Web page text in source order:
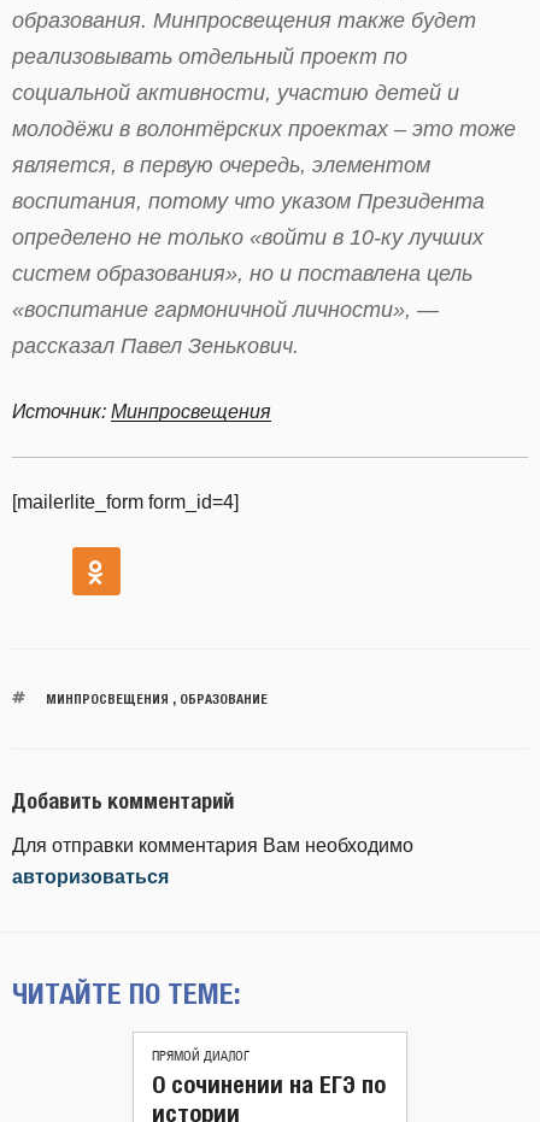
образования. Минпросвещения также будет
реализовывать отдельный проект по
социальной активности, участию детей и
молодёжи в волонтёрских проектах – это тоже
является, в первую очередь, элементом
воспитания, потому что указом Президента
определено не только «войти в 10-ку лучших
систем образования», но и поставлена цель
«воспитание гармоничной личности», —
рассказал Павел Зенькович.
Источник: Минпросвещения
[mailerlite_form form_id=4]
МИНПРОСВЕЩЕНИЯ , ОБРАЗОВАНИЕ
Добавить комментарий
Для отправки комментария Вам необходимо
авторизоваться
ЧИТАЙТЕ ПО ТЕМЕ:
ПРЯМОЙ ДИАЛОГ
О сочинении на ЕГЭ по
истории